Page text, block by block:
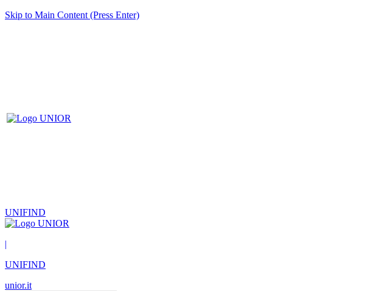
Skip to Main Content (Press Enter)
UNIFIND
|
UNIFIND
unior.it